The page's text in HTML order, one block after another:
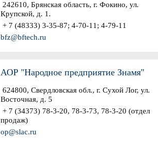
242610, Брянская область, г. Фокино, ул.
Крупской, д. 1.
+ 7 (48333) 3-35-87; 4-70-11; 4-79-11
bfz@bftech.ru
АОР "Народное предприятие Знамя"
624800, Свердловская обл., г. Сухой Лог, ул.
Восточная, д. 5
+ 7 (34373) 78-3-20, 78-3-73, 78-3-20 (отдел
продаж)
op@slac.ru